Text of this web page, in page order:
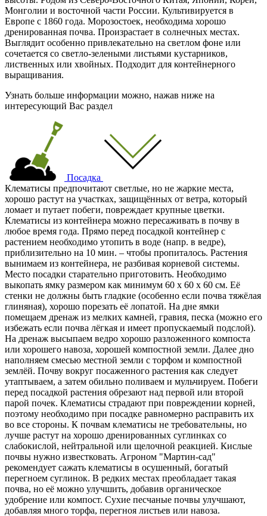
Монголии и восточной части России. Культивируется в
Европе с 1860 года. Морозостоек, необходима хорошо
дренированная почва. Произрастает в солнечных местах.
Выглядит особенно привлекательно на светлом фоне или
сочетается со светло-зелеными листьями кустарников,
лиственных или хвойных. Подходит для контейнерного
выращивания.
Узнать больше информации можно, нажав ниже на
интересующий Вас раздел
Посадка
Клематисы предпочитают светлые, но не жаркие места,
хорошо растут на участках, защищённых от ветра, который
ломает и путает побеги, повреждает крупные цветки.
Клематисы из контейнера можно пересаживать в почву в
любое время года. Прямо перед посадкой контейнер с
растением необходимо утопить в воде (напр. в ведре),
приблизительно на 10 мин. – чтобы пропиталось. Растения
вынимаем из контейнера, не разбивая корневой системы.
Место посадки старательно приготовить. Необходимо
выкопать ямку размером как минимум 60 x 60 x 60 cм. Её
стенки не должны быть гладкие (особенно если почва тяжёлая
глиняная), хорошо порезать её лопатой. На дне ямки
помещаем дренаж из мелких камней, гравия, песка (можно его
избежать если почва лёгкая и имеет пропускаемый подслой).
На дренаж высыпаем ведро хорошо разложенного компоста
или хорошего навоза, хорошей компостной земли. Далее дно
наполняем смесью местной земли с торфом и компостной
землёй. Почву вокруг посаженного растения как следует
утаптываем, а затем обильно поливаем и мульчируем. Побеги
перед посадкой растения обрезают над первой или второй
парой почек. Клематисы страдают при повреждении корней,
поэтому необходимо при посадке равномерно расправить их
во все стороны. К почвам клематисы не требовательны, но
лучше растут на хорошо дренированных суглинках со
слабокислой, нейтральной или щелочной реакцией. Кислые
почвы нужно известковать. Агроном "Мартин-сад"
рекомендует сажать клематисы в осушенный, богатый
перегноем суглинок. В редких местах преобладает такая
почва, но её можно улучшить, добавив органическое
удобрение или компост. Сухие песчаные почвы улучшают,
добавляя много торфа, перегноя листьев или навоза.